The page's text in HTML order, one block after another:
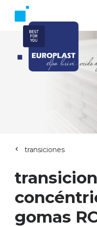
transiciones
gomas